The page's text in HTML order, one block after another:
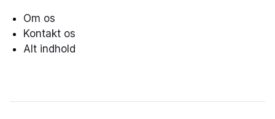
Om os
Kontakt os
Alt indhold